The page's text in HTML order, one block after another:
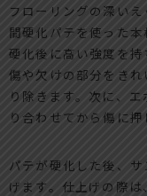
フローリングの深い
間硬化パテを使った
硬化後に高い強度を持
傷や欠けの部分をき
り除きます。次に、
り合わせてから傷に押
パテが硬化した後、
げます。仕上げの際